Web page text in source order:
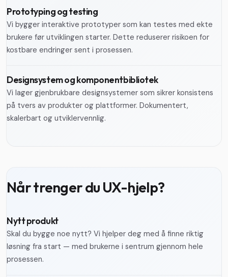
Prototyping og testing
Vi bygger interaktive prototyper som kan testes med ekte
brukere før utviklingen starter. Dette reduserer risikoen for
kostbare endringer sent i prosessen.
Designsystem og komponentbibliotek
Vi lager gjenbrukbare designsystemer som sikrer konsistens
på tvers av produkter og plattformer. Dokumentert,
skalerbart og utviklervennlig.
Når trenger du UX-hjelp?
Nytt produkt
Skal du bygge noe nytt? Vi hjelper deg med å finne riktig
løsning fra start — med brukerne i sentrum gjennom hele
prosessen.